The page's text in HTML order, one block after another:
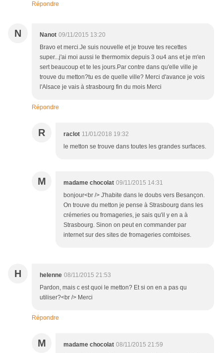
Répondre
N Nanot 09/11/2015 13:20
Bravo et merci.Je suis nouvelle et je trouve tes recettes
super...j'ai moi aussi le thermomix depuis 3 ou4 ans et je m'en
sert beaucoup et te les jours.Par contre dans qu'elle ville je
trouve du metton?tu es de quelle ville? Merci d'avance je vois
l'Alsace je vais à strasbourg fin du mois Merci
Répondre
R raclot 11/01/2018 19:32
le metton se trouve dans toutes les grandes surfaces.
M madame chocolat 09/11/2015 14:31
bonjour<br /> J'habite dans le doubs vers Besançon.
On trouve du metton je pense à Strasbourg dans les
crémeries ou fromageries, je sais qu'il y en a à
Strasbourg. Sinon on peut en commander par
internet sur des sites de fromageries comtoises.
H helenne 08/11/2015 21:53
Pardon, mais c est quoi le metton? Et si on en a pas qu
utiliser?<br /> Merci
Répondre
M madame chocolat 08/11/2015 21:59